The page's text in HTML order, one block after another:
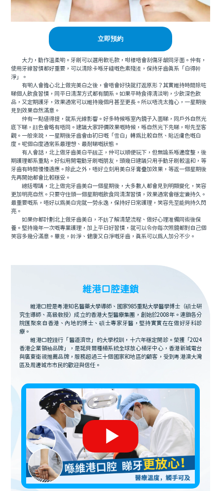
立即預約
大力，動作溫柔啲。牙刷可以選用軟毛款，咁樣唔會刮傷牙龈同牙面。仲有，
使用牙線習慣都好重要，可以清除卡喺牙縫嘅色素殘渣，保持牙齒真系「白得幹
淨」。
有啲人會擔心北上做完美白之後，會唔會好快就打返原形？其實維持時間除咗
睇個人飲食習慣，同平日清潔方式都有關系。如果平時食得清淡啲，少飲深色飲
品，又定期護牙，效果通常可以維持幾個月甚至更長。所以唔洗太擔心，一星期後
見到效果自然滿意。
仲有一點值得提，就系光線影響。好多時候喺室內鏡子入面睇，同戶外自然光
底下睇，顔色會略有唔同。建議大家評價效果嘅時候，喺自然光下先睇，咁先至客
觀。一般來說，一星期後牙齒會由初日嘅「雪白」轉爲比較自然、貼近膚色嘅白
度。呢個白度通常系最理想、最耐睇嘅狀態。
有人會話，北上做牙齒美白平靓正，仲可以順便玩下，但無論系喺邊度整，後
期護理都系重點。好似用開電動牙刷嘅朋友，頭幾日建議只用手動牙刷較溫和，等
牙齒有時間慢慢適應。除此之外，唔好立刻用美白牙膏疊加效果，等返一個星期後
先再開始都會比較穩妥。
總括嚟講，北上做完牙齒美白一個星期後，大多數人都會見到明顯變化，笑容
更加明亮自然。只要守住頭一個星期嘅飲食同清潔習慣，效果通常會穩定兼持久。
最重要嘅系，唔好以爲美白完就一勞永逸，保持好日常護理，笑容先至能夠持久閃
亮。
如果你都計劃北上做牙齒美白，不妨了解清楚流程、做好心理准備同術後保
養。堅持幾年一次嘅專業護理，加上平日好習慣，就可以令你每次照鏡都對自己個
笑容多幾分滿意。畢竟，幹淨、健康又白淨嘅牙齒，真系可以爲人加分不少。
維港口腔連鎖
維港口腔是粵港知名醫藥大學導師、國家985重點大學醫學博士（碩士研
究生導師、高級教授）成立的香港大型醫療集團，創始於2008年。連鎖各分
院匯聚來自香港、內地的博士、碩士專家牙醫，堅持實實在在做好牙科診
療。
維港口腔踐行「醫道濟世」的大學校訓，十六年穩定開診。榮獲「2024
香港企業領袖品牌」，是諾貝爾種植系統全球放心植牙中心，香港新城電台
與廣東衛視推薦品牌，服務超過三十個國家和地區的顧客，受到粵港澳大灣
區及周邊城市市民的歡迎與信任。